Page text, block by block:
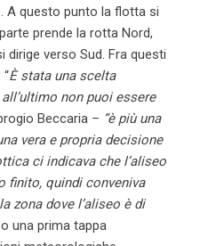
A questo punto la flotta si
prende la rotta Nord,
dirige verso Sud. Fra questi
È stata una scelta
non puoi essere
Beccaria – “è più una
vera e propria decisione
ci indicava che l’aliseo
finito, quindi conveniva
zona dove l’aliseo è di
una prima tappa